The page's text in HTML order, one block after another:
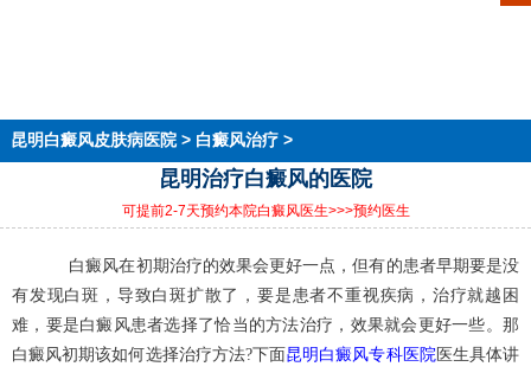
昆明白癜风皮肤病医院> 白癜风治疗>
昆明治疗白癜风的医院
可提前2-7天预约本院白癜风医生>>>预约医生
白癜风在初期治疗的效果会更好一点，但有的患者早期要是没
有发现白斑，导致白斑扩散了，要是患者不重视疾病，治疗就越困
难，要是白癜风患者选择了恰当的方法治疗，效果就会更好一些。那
白癜风初期该如何选择治疗方法?下面昆明白癜风专科医院 医生具体讲